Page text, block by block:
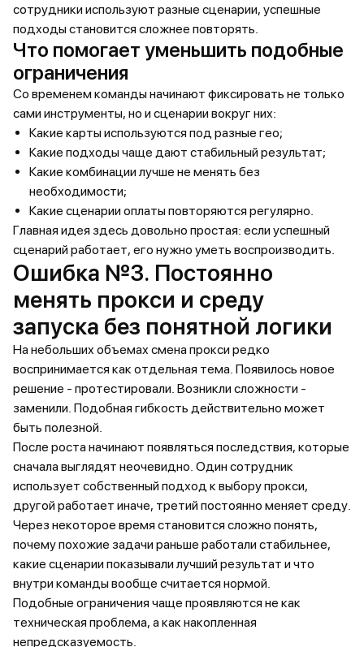
сотрудники используют разные сценарии, успешные
подходы становится сложнее повторять.
Что помогает уменьшить подобные
ограничения
Со временем команды начинают фиксировать не только
сами инструменты, но и сценарии вокруг них:
Какие карты используются под разные гео;
Какие подходы чаще дают стабильный результат;
Какие комбинации лучше не менять без
необходимости;
Какие сценарии оплаты повторяются регулярно.
Главная идея здесь довольно простая: если успешный
сценарий работает, его нужно уметь воспроизводить.
Ошибка №3. Постоянно
менять прокси и среду
запуска без понятной логики
На небольших объемах смена прокси редко
воспринимается как отдельная тема. Появилось новое
решение - протестировали. Возникли сложности -
заменили. Подобная гибкость действительно может
быть полезной.
После роста начинают появляться последствия, которые
сначала выглядят неочевидно. Один сотрудник
использует собственный подход к выбору прокси,
другой работает иначе, третий постоянно меняет среду.
Через некоторое время становится сложно понять,
почему похожие задачи раньше работали стабильнее,
какие сценарии показывали лучший результат и что
внутри команды вообще считается нормой.
Подобные ограничения чаще проявляются не как
техническая проблема, а как накопленная
непредсказуемость.